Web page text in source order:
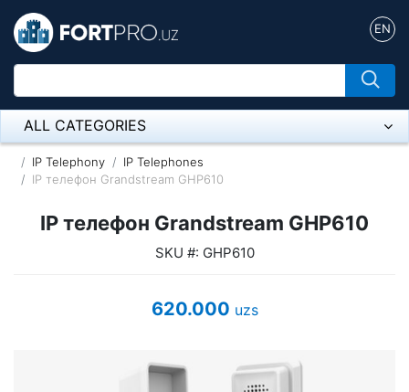
EN
ALL CATEGORIES
Микрофон
Оборудование Mikrotik
IP Telephony
IP Telephones
IP телефон Grandstream GHP610
IP телефон Grandstream GHP610
SKU #: GHP610
620.000 uzs